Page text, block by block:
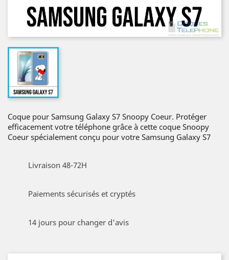
Coque pour Samsung Galaxy S7 Snoopy Coeur. Protéger
efficacement votre téléphone grâce à cette coque Snoopy
Coeur spécialement conçu pour votre Samsung Galaxy S7
Livraison 48-72H
Paiements sécurisés et cryptés
14 jours pour changer d'avis